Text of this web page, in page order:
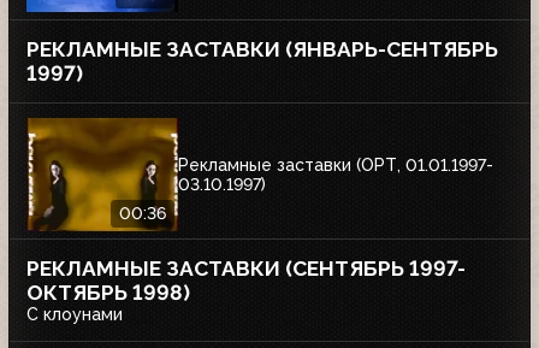
РЕКЛАМНЫЕ ЗАСТАВКИ (ЯНВАРЬ-СЕНТЯБРЬ
1997)
00:36
Рекламные заставки (ОРТ, 01.01.1997-
03.10.1997)
РЕКЛАМНЫЕ ЗАСТАВКИ (СЕНТЯБРЬ 1997-
ОКТЯБРЬ 1998)
С клоунами